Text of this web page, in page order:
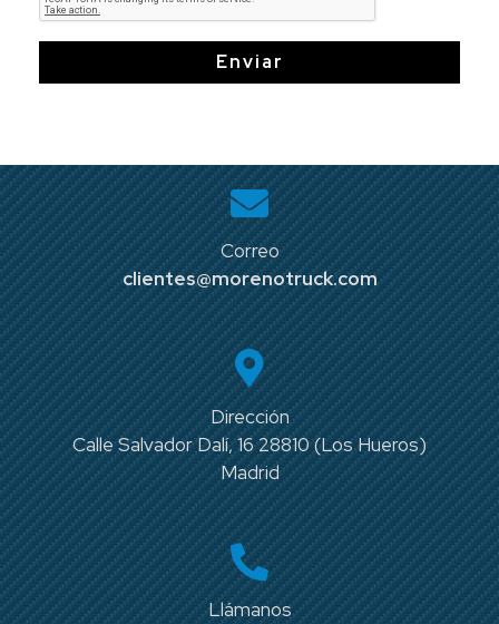
Enviar
Correo
clientes@morenotruck.com
Dirección
Calle Salvador Dalí, 16 28810 (Los Hueros)
Madrid
Llámanos